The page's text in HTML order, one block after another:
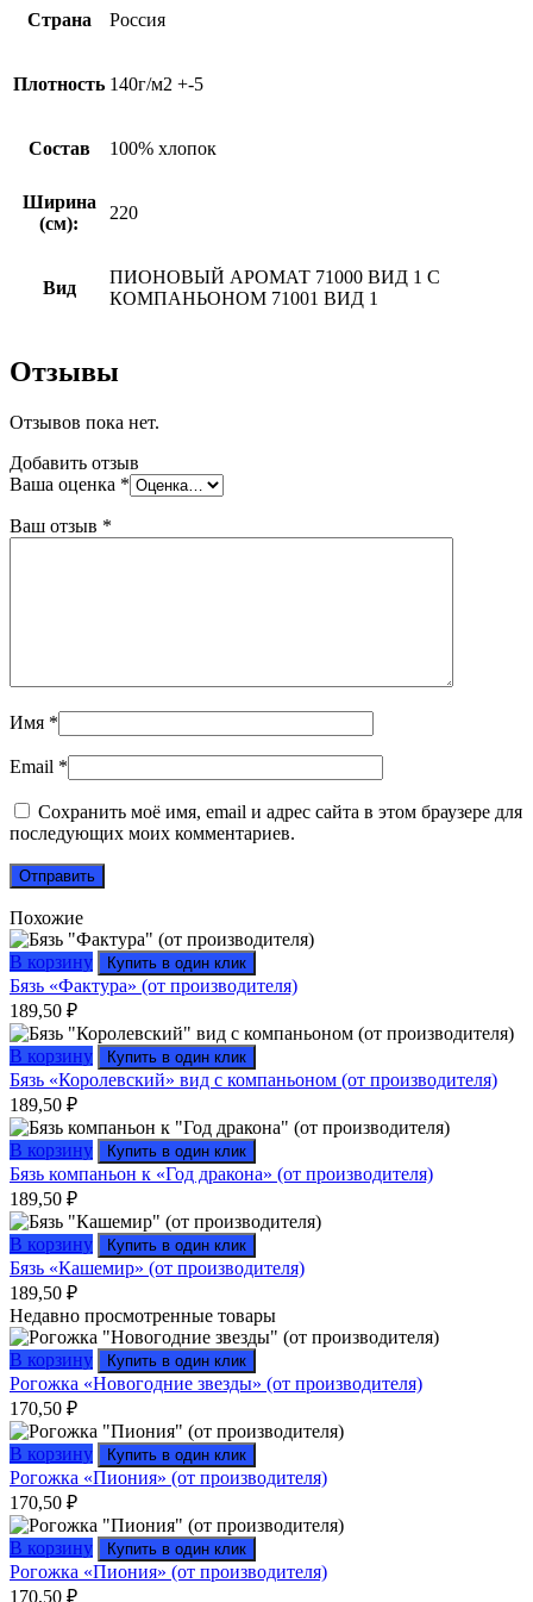
Страна Россия
Плотность 140г/м2 +-5
Состав 100% хлопок
Ширина
(см):
220
Вид
ПИОНОВЫЙ АРОМАТ 71000 ВИД 1 С
КОМПАНЬОНОМ 71001 ВИД 1
Отзывы
Отзывов пока нет.
Добавить отзыв
Ваша оценка *
Ваш отзыв *
Имя *
Email *
Сохранить моё имя, email и адрес сайта в этом браузере для
последующих моих комментариев.
Похожие
В корзину Купить в один клик
Бязь «Фактура» (от производителя)
189,50 ₽
В корзину Купить в один клик
Бязь «Королевский» вид с компаньоном (от производителя)
189,50 ₽
В корзину Купить в один клик
Бязь компаньон к «Год дракона» (от производителя)
189,50 ₽
В корзину Купить в один клик
Бязь «Кашемир» (от производителя)
189,50 ₽
Недавно просмотренные товары
В корзину Купить в один клик
Рогожка «Новогодние звезды» (от производителя)
170,50 ₽
В корзину Купить в один клик
Рогожка «Пиония» (от производителя)
170,50 ₽
В корзину Купить в один клик
Рогожка «Пиония» (от производителя)
170,50 ₽